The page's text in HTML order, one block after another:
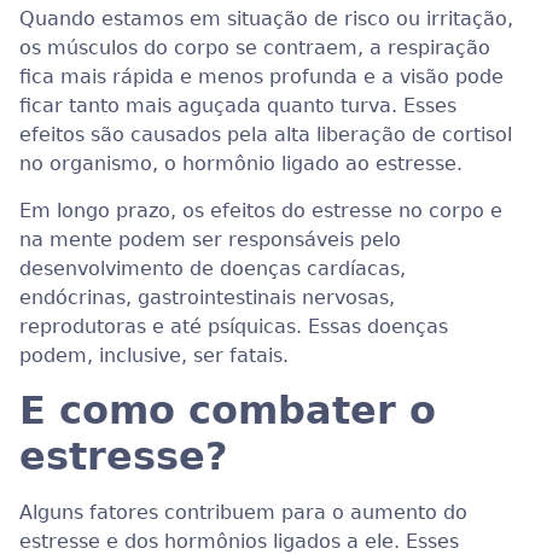
Quando estamos em situação de risco ou irritação,
os músculos do corpo se contraem, a respiração
fica mais rápida e menos profunda e a visão pode
ficar tanto mais aguçada quanto turva. Esses
efeitos são causados pela alta liberação de cortisol
no organismo, o hormônio ligado ao estresse.
Em longo prazo, os efeitos do estresse no corpo e
na mente podem ser responsáveis pelo
desenvolvimento de doenças cardíacas,
endócrinas, gastrointestinais nervosas,
reprodutoras e até psíquicas. Essas doenças
podem, inclusive, ser fatais.
E como combater o
estresse?
Alguns fatores contribuem para o aumento do
estresse e dos hormônios ligados a ele. Esses